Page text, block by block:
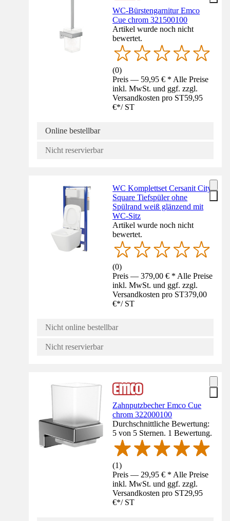
WC-Bürstengarnitur Emco
Cue chrom 321500100
Artikel wurde noch nicht
bewertet.
(0)
Preis — 59,95 € * Alle Preise
inkl. MwSt. und ggf. zzgl.
Versandkosten pro ST59,95
€*/ ST
Online bestellbar
Nicht reservierbar
WC Komplettset Cersanit City
Square Tiefspüler ohne
Spülrand weiß glänzend mit
WC-Sitz
Artikel wurde noch nicht
bewertet.
(0)
Preis — 379,00 € * Alle Preise
inkl. MwSt. und ggf. zzgl.
Versandkosten pro ST379,00
€*/ ST
Nicht online bestellbar
Nicht reservierbar
Zahnputzbecher Emco Cue
chrom 322000100
Durchschnittliche Bewertung:
5 von 5 Sternen. 1 Bewertung.
(1)
Preis — 29,95 € * Alle Preise
inkl. MwSt. und ggf. zzgl.
Versandkosten pro ST29,95
€*/ ST